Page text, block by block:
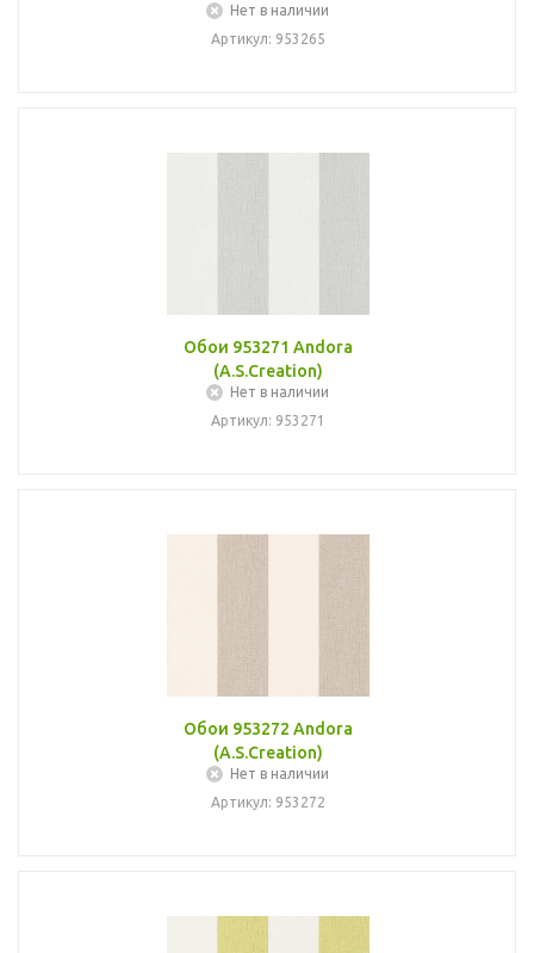
Нет в наличии
Артикул: 953265
Обои 953271 Andora
(A.S.Creation)
Нет в наличии
Артикул: 953271
Обои 953272 Andora
(A.S.Creation)
Нет в наличии
Артикул: 953272